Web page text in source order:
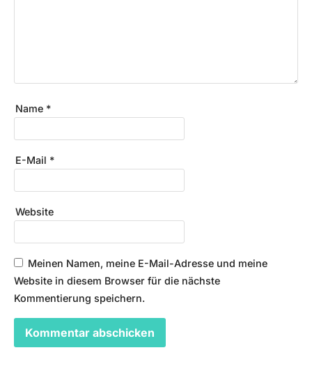
Name *
E-Mail *
Website
Meinen Namen, meine E-Mail-Adresse und meine
Website in diesem Browser für die nächste
Kommentierung speichern.